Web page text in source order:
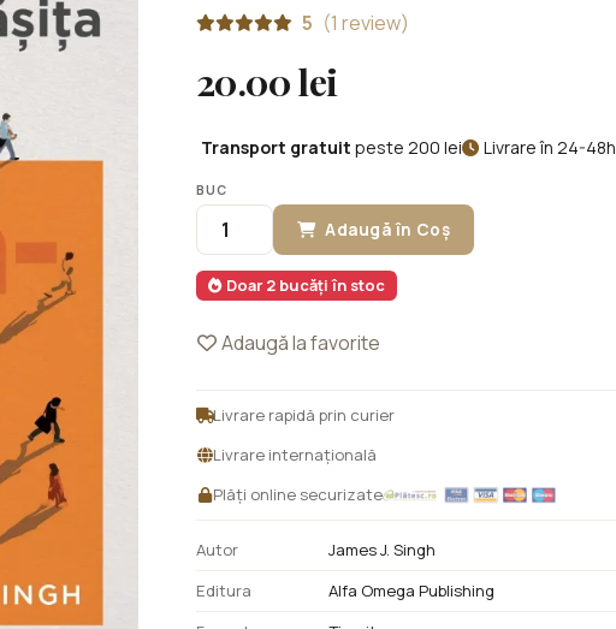
5 (1 review)
20.00 lei
Transport gratuit peste 200 lei Livrare în 24-48h
BUC
Adaugă în Coș
Doar 2 bucăți în stoc
Adaugă la favorite
Livrare rapidă prin curier
Livrare internațională
Plăți online securizate
Autor
James J. Singh
Editura
Alfa Omega Publishing